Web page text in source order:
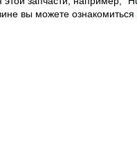
вы можете ознакомиться